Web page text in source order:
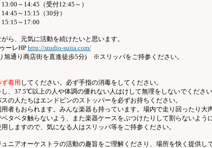
13:00 ～ 14:45 （受付12:45 ～）
14:45 ～ 15:15 （30分）
15:15 ～ 17:00
ら、元気に活動を続けたいと思います。
ーレHP http://studio-suita.com/
旭通り商店街を直進徒歩5分)※スリッパをご持参ください。
着用 してください。必ず手指の消毒をしてください。
、 37.5℃以上の人や体調の優れない人はけして無理をしないでください
の人たちはエンドピンのストッパーを必ずお持ちください。
用者もおられます。みんな楽器も持っています。場内で走り回ったり大
ベタベタ触らないよう、また楽器ケースをぶつけたりして割らないよう
しますので、気になる人はスリッパ等をご持参ください。
ニアオーケストラの活動の趣旨をご理解くださり、場所を快く提供し